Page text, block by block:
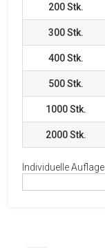
200Stk.
300Stk.
400Stk.
500Stk.
1000Stk.
2000Stk.
Individuelle Auflage